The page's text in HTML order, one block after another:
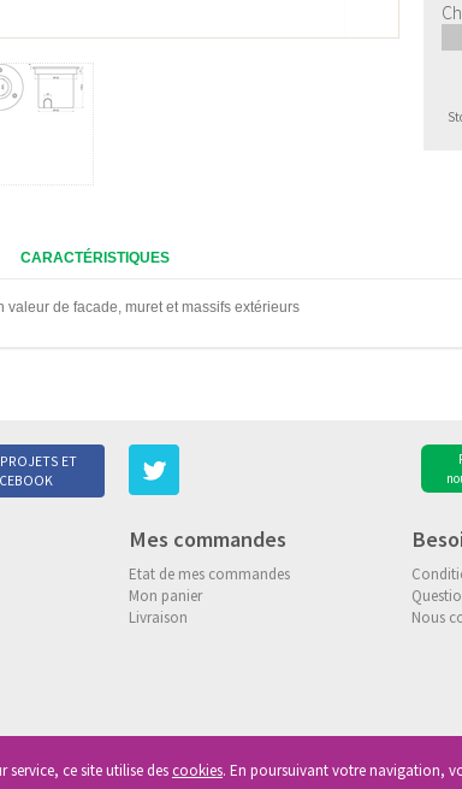
■
CARACTÉRISTIQUES
valeur de facade, muret et massifs extérieurs
ET
Mes commandes
Etat de mes commandes
Mon panier
Livraison
Nous
2026 Delneo.Tous droits reservés |Vie Privée|Cookies
ce site utilise des cookies. En poursuivant votre navigation,